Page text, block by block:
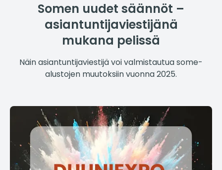
Somen uudet säännöt –
asiantuntijaviestijänä
mukana pelissä
Näin asiantuntijaviestijä voi valmistautua some-
alustojen muutoksiin vuonna 2025.